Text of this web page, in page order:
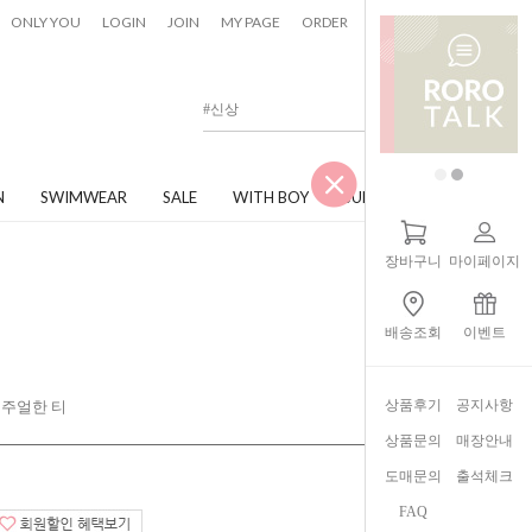
ONLY YOU LOGIN JOIN MY PAGE ORDER 0
SWIMWEAR SALE WITH BOY JUNIOR
장바구니 마이페이지
배송조회 이벤트
상품후기 공지사항
상품문의 매장안내
도매문의 출석체크
FAQ
얼한 티